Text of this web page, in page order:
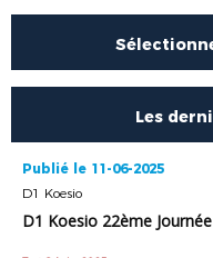
Les
Publié le 11-06-2025
D1 Koesio
D1 Koesio 22ème Journée